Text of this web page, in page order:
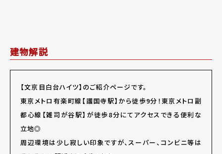
建物解説
【文京目白台ハイツ】のご紹介ページです。
東京メトロ有楽町線【護国寺駅】から徒歩9分！東京メトロ副
都心線【雑司が谷駅】が徒歩8分にてアクセスできる便利な
立地◎
周辺環境は少し寂しい印象ですが、スーパー、コンビニ等は